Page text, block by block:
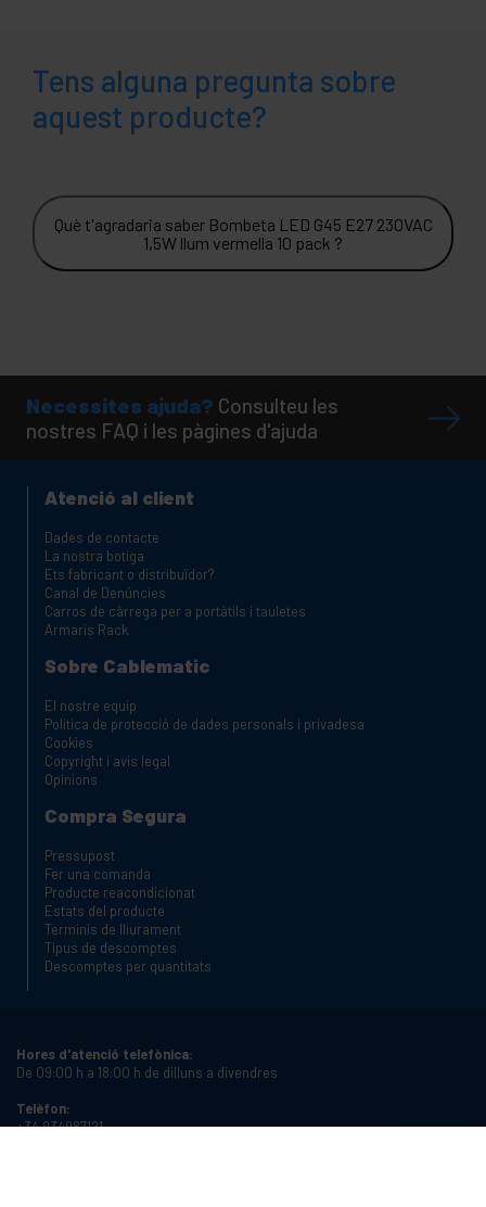
Tens alguna pregunta sobre
aquest producte?
Què t'agradaria saber Bombeta LED G45 E27 230VAC
1,5W llum vermella 10 pack ?
Necessites ajuda? Consulteu les
nostres FAQ i les pàgines d'ajuda
Atenció al client
Dades de contacte
La nostra botiga
Ets fabricant o distribuïdor?
Canal de Denúncies
Carros de càrrega per a portàtils i tauletes
Armaris Rack
Sobre Cablematic
El nostre equip
Política de protecció de dades personals i privadesa
Cookies
Copyright i avis legal
Opinions
Compra Segura
Pressupost
Fer una comanda
Producte reacondicionat
Estats del producte
Terminis de lliurament
Tipus de descomptes
Descomptes per quantitats
Hores d'atenció telefònica:
De 09:00 h a 18:00 h de dilluns a divendres
Telèfon:
+34 934987121